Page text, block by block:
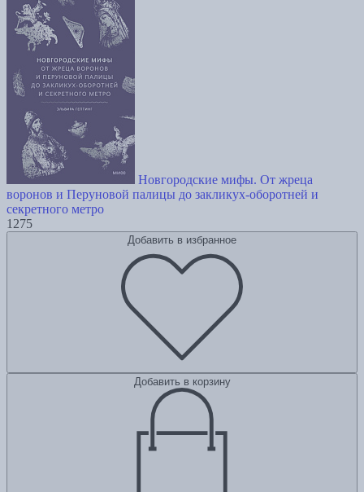
Новгородские мифы. От жреца
воронов и Перуновой палицы до закликух-оборотней и
секретного метро
1275
Добавить в избранное
Добавить в корзину